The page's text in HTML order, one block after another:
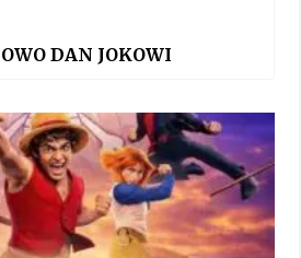
DAN JOKOWI